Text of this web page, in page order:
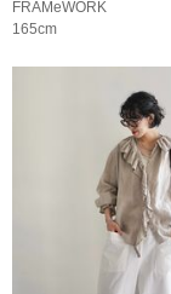
FRAMeWORK
165cm